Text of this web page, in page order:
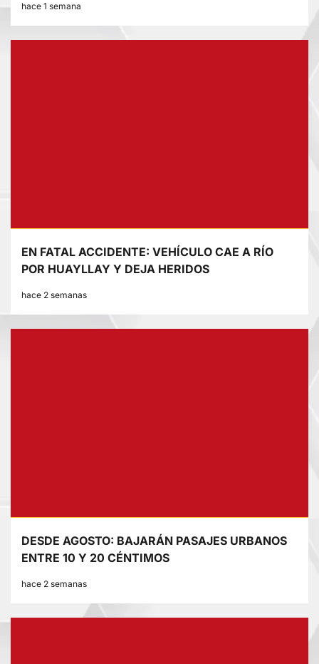
hace 1 semana
EN FATAL ACCIDENTE: VEHÍCULO CAE A RÍO
POR HUAYLLAY Y DEJA HERIDOS
hace 2 semanas
DESDE AGOSTO: BAJARÁN PASAJES URBANOS
ENTRE 10 Y 20 CÉNTIMOS
hace 2 semanas